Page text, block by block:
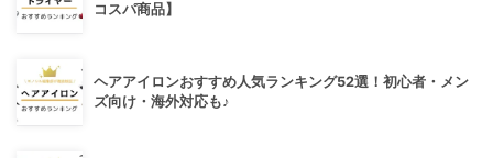
コスパ商品】
ヘアアイロンおすすめ人気ランキング52選！初心者・メン
ズ向け・海外対応も♪